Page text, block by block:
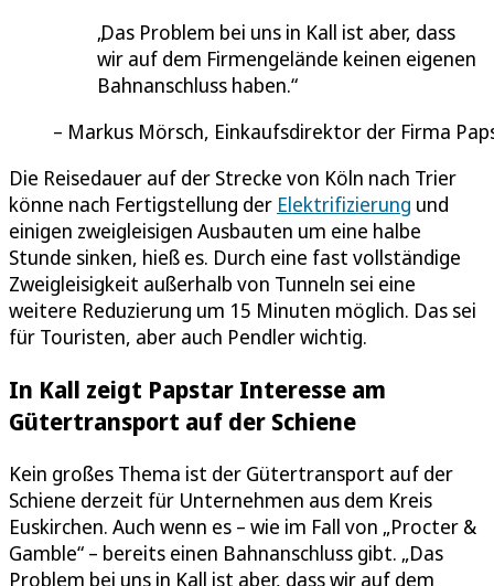
Das Problem bei uns in Kall ist aber, dass
wir auf dem Firmengelände keinen eigenen
Bahnanschluss haben.
Markus Mörsch, Einkaufsdirektor der Firma
Die Reisedauer auf der Strecke von Köln nach Trier
könne nach Fertigstellung der Elektrifizierung und
einigen zweigleisigen Ausbauten um eine halbe
Stunde sinken, hieß es. Durch eine fast vollständige
Zweigleisigkeit außerhalb von Tunneln sei eine
weitere Reduzierung um 15 Minuten möglich. Das sei
für Touristen, aber auch Pendler wichtig.
In Kall zeigt Papstar Interesse am
Gütertransport auf der Schiene
Kein großes Thema ist der Gütertransport auf der
Schiene derzeit für Unternehmen aus dem Kreis
Euskirchen. Auch wenn es – wie im Fall von „Procter &
Gamble“ – bereits einen Bahnanschluss gibt. „Das
Problem bei uns in Kall ist aber, dass wir auf dem